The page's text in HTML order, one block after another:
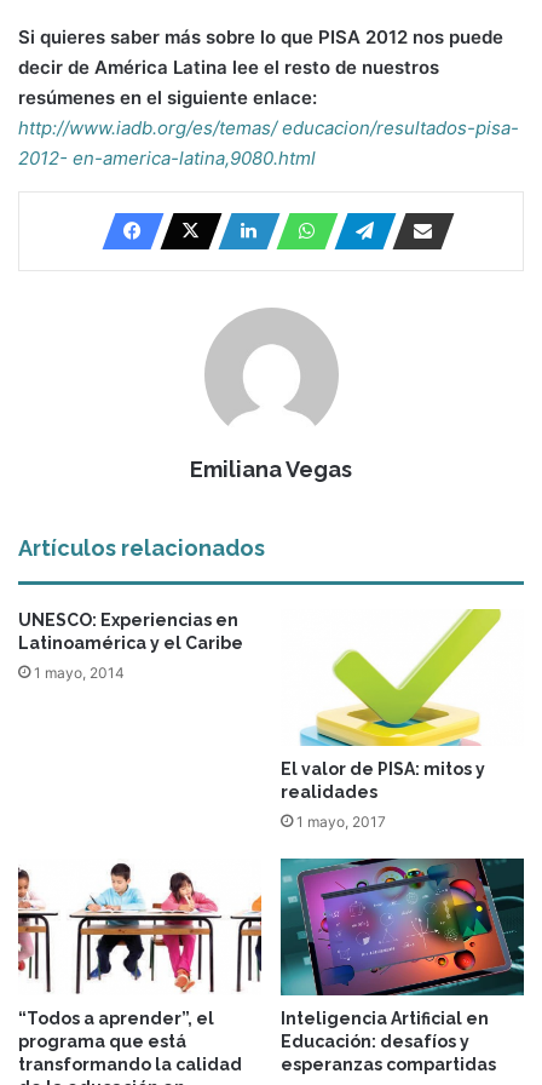
Si quieres saber más sobre lo que PISA 2012 nos puede
decir de América Latina lee el resto de nuestros
resúmenes en el siguiente enlace:
http://www.iadb.org/es/temas/ educacion/resultados-pisa-
2012- en-america-latina,9080.html
Emiliana Vegas
Artículos relacionados
UNESCO: Experiencias en
Latinoamérica y el Caribe
1 mayo, 2014
El valor de PISA: mitos y
realidades
1 mayo, 2017
“Todos a aprender”, el
programa que está
transformando la calidad
Inteligencia Artificial en
Educación: desafíos y
esperanzas compartidas